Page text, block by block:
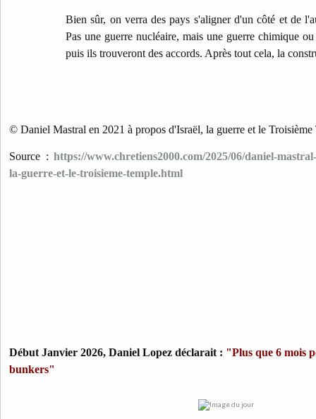
Bien sûr, on verra des pays s'aligner d'un côté et de
Pas une guerre nucléaire, mais une guerre chimique
puis ils trouveront des accords. Après tout cela, la
© Daniel Mastral en 2021 à propos d'Israël, la guerre et le
Source : https://www.chretiens2000.com/2025/06/daniel-
la-guerre-et-le-troisieme-temple.html
Début Janvier 2026, Daniel Lopez déclarait : "Plus que 6 mois
bunkers"